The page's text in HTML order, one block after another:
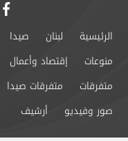
الرئيسية لبنان صيدا
منوعات
إقتصاد وأعمال
متفرقات
متفرقات صيدا
صور وفيديو
أرشيف